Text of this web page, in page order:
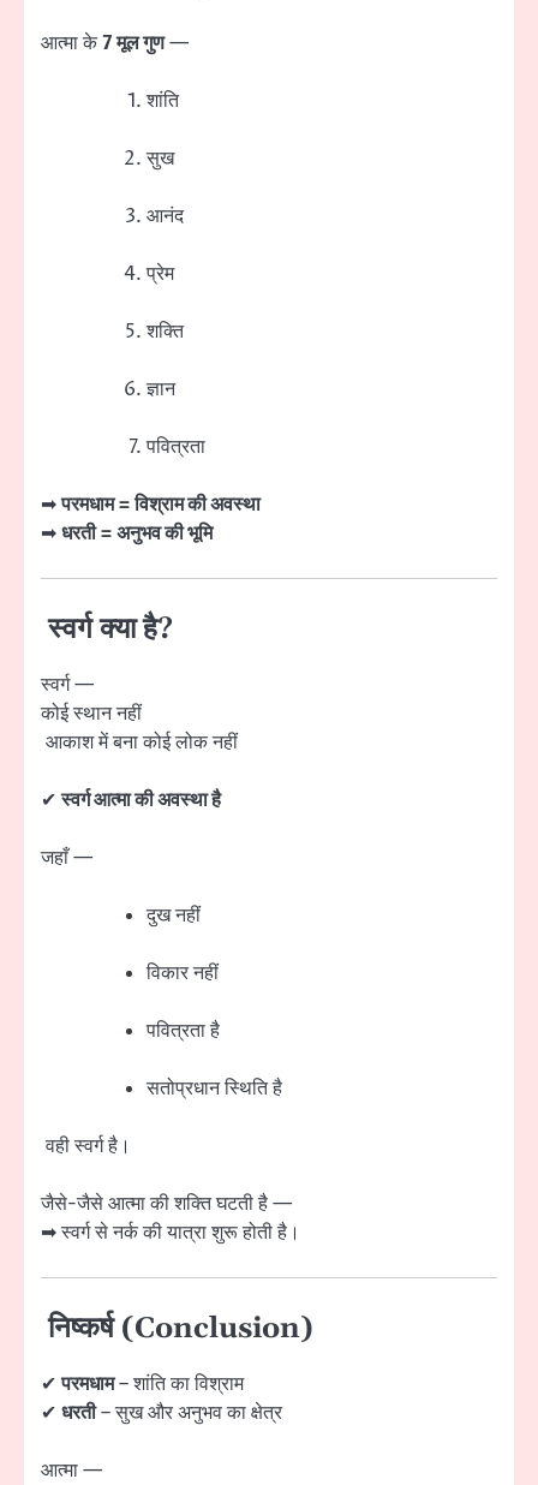
आत्मा के7 मूल गुण—
शांति
सुख
आनंद
प्रेम
शक्ति
ज्ञान
पवित्रता
➡परमधाम = विश्राम की अवस्था
➡धरती = अनुभव की भूमि
स्वर्ग क्या है?
स्वर्ग —
कोई स्थान नहीं
आकाश में बना कोई लोक नहीं
✔स्वर्ग आत्मा की अवस्था है
जहाँ —
दुख नहीं
विकार नहीं
पवित्रता है
सतोप्रधान स्थिति है
वही स्वर्ग है।
जैसे-जैसे आत्मा की शक्ति घटती है —
➡ स्वर्ग से नर्क की यात्रा शुरू होती है।
निष्कर्ष (Conclusion)
✔परमधाम– शांति का विश्राम
✔ धरती– सुख और अनुभव का क्षेत्र
आत्मा —